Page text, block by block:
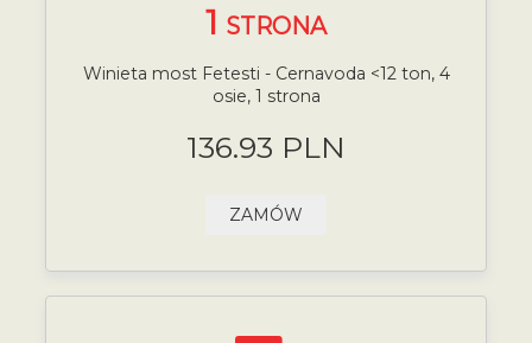
1 STRONA
Winieta most Fetesti - Cernavoda <12 ton, 4
osie, 1 strona
136.93 PLN
ZAMÓW